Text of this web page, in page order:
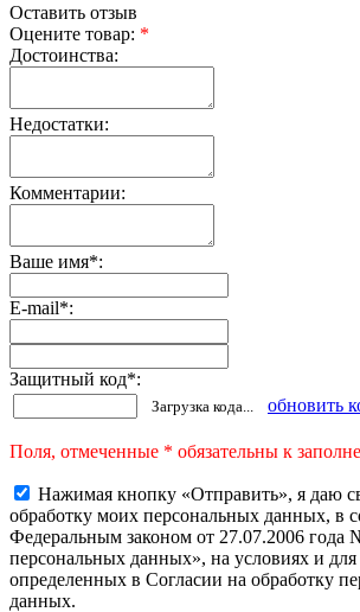
Оставить отзыв
Оцените товар: *
Достоинства:
Недостатки:
Комментарии:
Ваше имя*:
E-mail*:
Защитный код*:
Загрузка кода... обновить
Поля, отмеченные * обязательны к
Нажимая кнопку «Отправить», я даю
обработку моих персональных данных, в
Федеральным законом от 27.07.2006
персональных данных», на условиях и для
определенных в Согласии на обработку
данных.